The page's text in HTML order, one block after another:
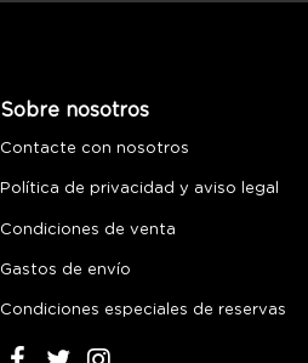
Sobre nosotros
Contacte con nosotros
Política de privacidad y aviso legal
Condiciones de venta
Gastos de envío
Condiciones especiales de reservas